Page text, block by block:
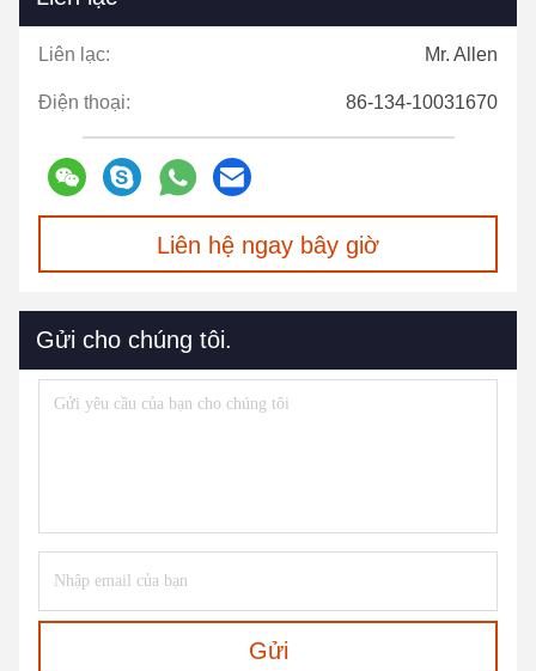
Liên lạc: Mr. Allen
Điện thoại: 86-134-10031670
Liên hệ ngay bây giờ
Gửi cho chúng tôi.
Gửi